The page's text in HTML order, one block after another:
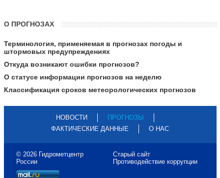
О ПРОГНОЗАХ
Терминология, применяемая в прогнозах погоды и
штормовых предупреждениях
Откуда возникают ошибки прогнозов?
О статусе информации прогнозов на неделю
Классификация сроков метеорологических прогнозов
НОВОСТИ
ПРОГНОЗЫ
ФАКТИЧЕСКИЕ ДАННЫЕ
О НАС
© 2026 Гидрометцентр
России
Старый сайт
Противодействие коррупции